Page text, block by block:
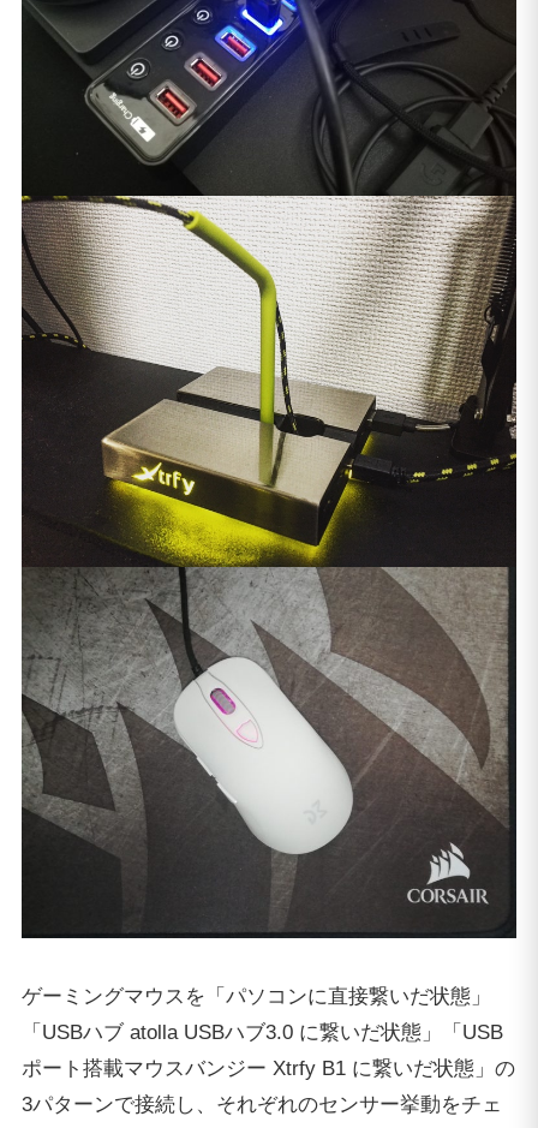
ゲーミングマウスを「パソコンに直接繋いだ状態」
「USBハブ atolla USBハブ3.0 に繋いだ状態」「USB
ポート搭載マウスバンジー Xtrfy B1 に繋いだ状態」の
3パターンで接続し、それぞれのセンサー挙動をチェ